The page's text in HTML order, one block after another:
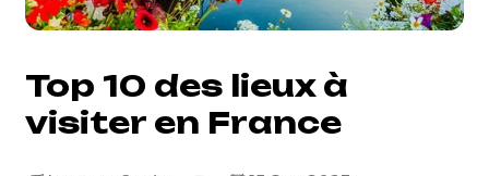
Top 10 des lieux à
visiter en France